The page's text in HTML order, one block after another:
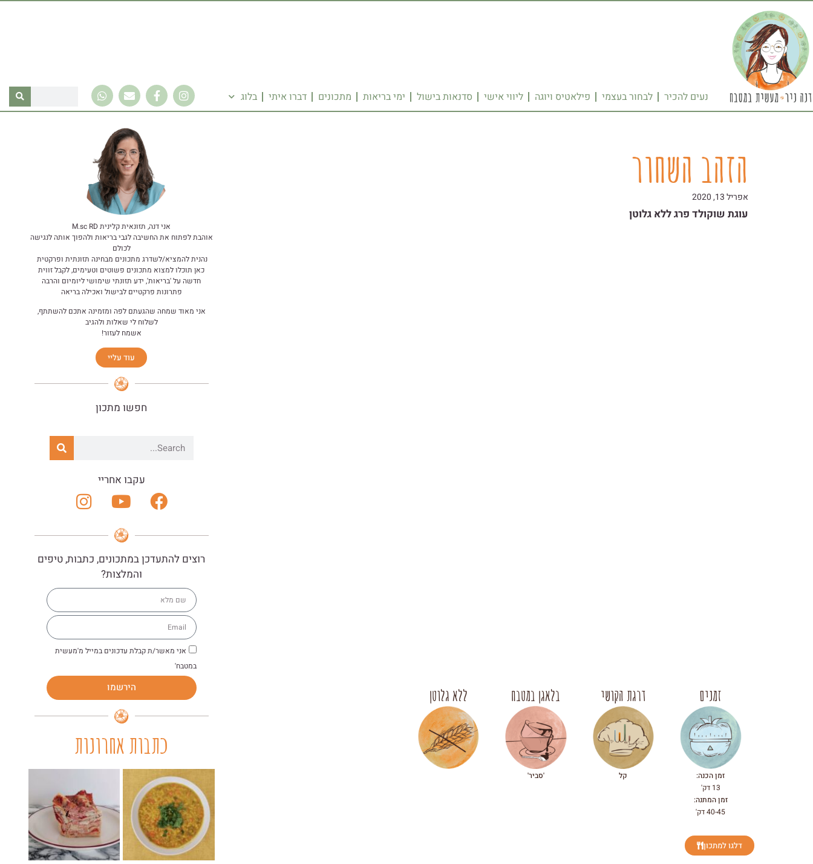
נעים להכיר לבחור בעצמי פילאטיס ויוגה ליווי אישי סדנאות בישול ימי בריאות מתכונים דברו איתי בלוג
הזהב השחור
אפריל 13, 2020
עוגת שוקולד פרג ללא גלוטן
זמנים
זמן הכנה:
13 דק'
זמן המתנה:
40-45 דק'
דרגת הקושי
קל
בלאגן במטבח
'סביר'
ללא גלוטן
דלגו למתכון
אני דנה, תזונאית קלינית M.sc RD
אוהבת לפתוח את החשיבה לגבי בריאות ולהפוך אותה לנגישה
לכולם
נהנית להמציא/לשדרג מתכונים מבחינה תזונתית ופרקטית
כאן תוכלו למצוא מתכונים פשוטים וטעימים, לקבל זווית
חדשה על 'בריאות', ידע תזונתי שימושי ליומיום והרבה
פתרונות פרקטיים לבישול ואכילה בריאה
אני מאוד שמחה שהגעתם לפה ומזמינה אתכם להשתתף,
לשלוח לי שאלות ולהגיב
אשמח לעזור!
עוד עליי
חפשו מתכון
עקבו אחריי
רוצים להתעדכן במתכונים, כתבות, טיפים
והמלצות?
אני מאשר/ת קבלת עדכונים במייל מ'מעשית
במטבח'
הירשמו
כתבות אחרונות